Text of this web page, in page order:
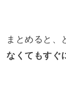
まとめると、
なくてもすぐ